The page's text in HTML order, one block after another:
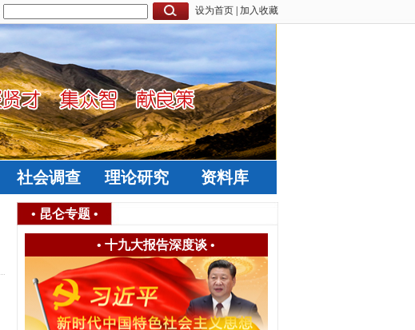
设为首页 加入收藏
社会调查 理论研究 资料库
• 昆仑专题 •
• 十九大报告深度谈•